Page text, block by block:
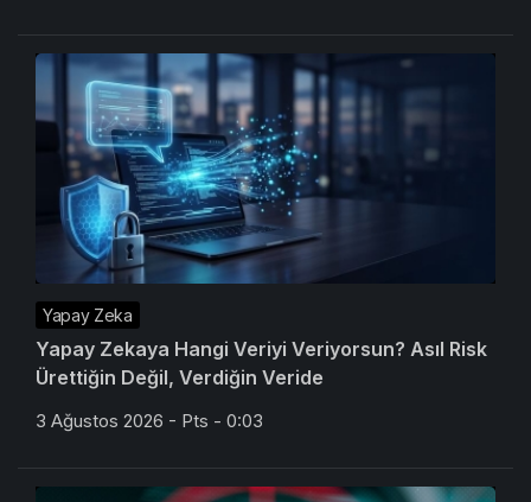
Yapay Zeka
Yapay Zekaya Hangi Veriyi Veriyorsun? Asıl Risk
Ürettiğin Değil, Verdiğin Veride
3 Ağustos 2026 - Pts - 0:03